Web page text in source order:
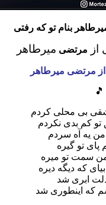
بنام تو که رفتی
از مرتضی میرطاهر
مرتضی میرطاهر
بی محلی کردم
کم بدی نکردم
یه آه سردم
پای تو گیره
سمت تو میره
که دیگه دیره
ابری شد
که اینطوری شد